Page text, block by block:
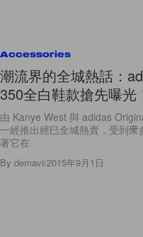
Accessories
潮流界的全城熱話：
350全白鞋款搶先曝光
由 Kanye West 與 adidas
一經推出經巳全城熱賣，受到
著它在
By demavi/2015年9月1日